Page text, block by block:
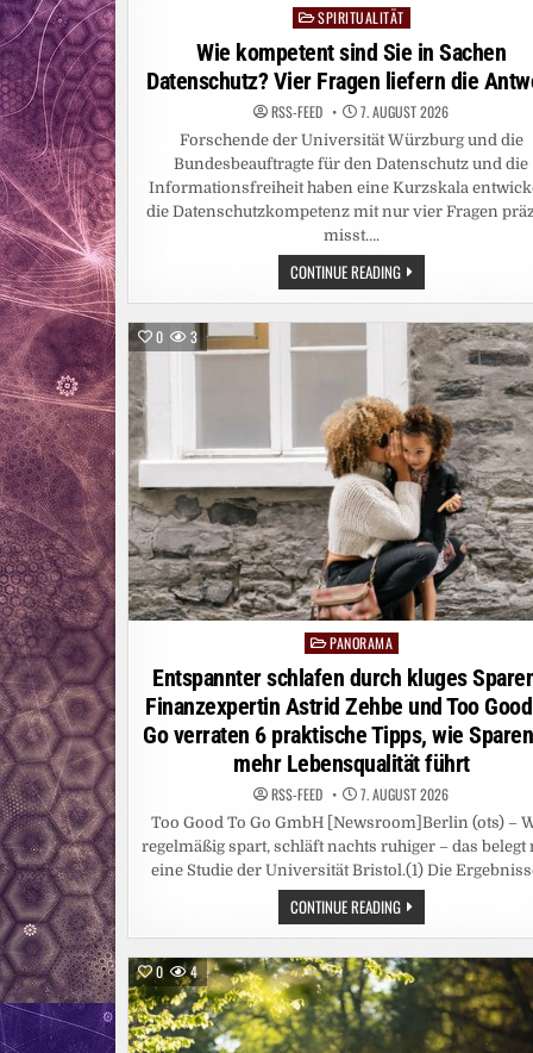
PostedSPIRITUALITÄT
Wie kompetent sind Sie in Sachen
Datenschutz? Vier Fragen liefern die
RSS-FEED 7. AUGUST 2026
Forschende der Universität Würzburg und die
Bundesbeauftragte für den Datenschutz und die
Informationsfreiheit haben eine Kurzskala
die Datenschutzkompetenz mit nur vier Fragen
misst….
CONTINUE READINGWIE
KOMPETENT
SIND
IN
SACHEN
DATENSCHUTZ?
VIER
FRAGEN
LIEFERN
DIE
ANTWORT
0 3
Posted
in
PANORAMA
Entspannter schlafen durch kluges
Finanzexpertin Astrid Zehbe und Too
Go verraten 6 praktische Tipps, wie
mehr Lebensqualität führt
RSS-FEED 7. AUGUST 2026
Too Good To Go GmbH [Newsroom]Berlin (ots) –
regelmäßig spart, schläft nachts ruhiger – das belegt
eine Studie der Universität Bristol.(1) Die
CONTINUE READINGENTSPANNTER
SCHLAFEN
DURCH
SPAREN
/
FINANZEXPERTIN
ASTRID
ZEHBE
UND
0 4